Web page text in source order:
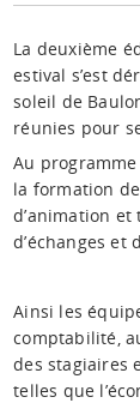
La deuxième
estival s’est
soleil de
réunies pour
Au
la formation
d’animation
d’échanges et
Ainsi les
comptabilité,
des stagiaires
telles que